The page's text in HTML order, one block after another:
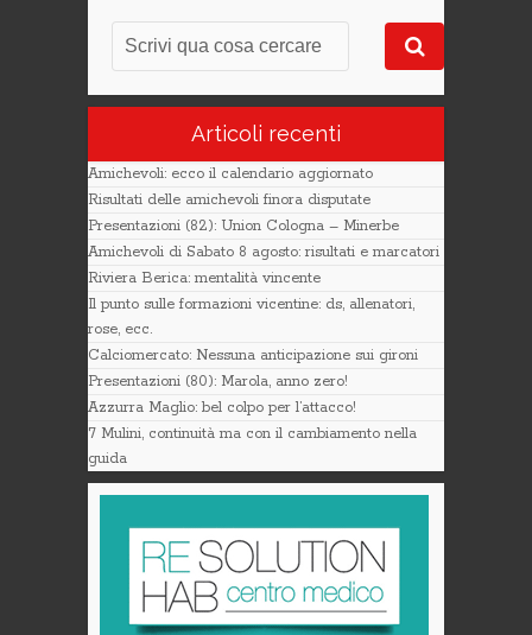
Articoli recenti
Amichevoli: ecco il calendario aggiornato
Risultati delle amichevoli finora disputate
Presentazioni (82): Union Cologna – Minerbe
Amichevoli di Sabato 8 agosto: risultati e marcatori
Riviera Berica: mentalità vincente
Il punto sulle formazioni vicentine: ds, allenatori,
rose, ecc.
Calciomercato: Nessuna anticipazione sui gironi
Presentazioni (80): Marola, anno zero!
Azzurra Maglio: bel colpo per l’attacco!
7 Mulini, continuità ma con il cambiamento nella
guida